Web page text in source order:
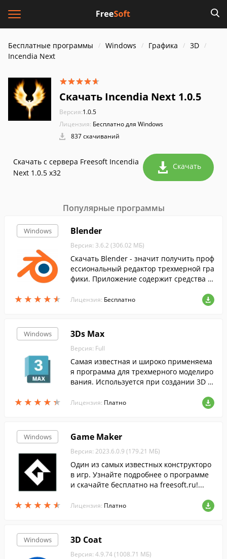
Бесплатные программы Windows Графика
3D
Incendia Next
Скачать Incendia Next 1.0.5
Версия:1.0.5
Лицензия: Бесплатно для Windows
837 скачиваний
Скачать с сервера Freesoft Incendia
Next 1.0.5 x32
Скачать
Популярные программы
Windows
★ ★ ★ ★ ★
★ ★ ★ ★ ★
Blender
Версия: 3.6.2 (306.02 МБ)
Скачать Blender - значит получить проф
ессиональный редактор трехмерной гра
фики. Приложение содержит средства а
ии.
Лицензия: Бесплатно
Windows
★ ★ ★ ★ ★
★ ★ ★ ★ ★
3Ds Max
Версия: Full
Самая известная и широко применяема
я программа для трехмерного моделиро
вания. Используется при создании 3D м
еров и много другого....
Лицензия: Платно
Windows
★ ★ ★ ★ ★
★ ★ ★ ★ ★
Game Maker
Версия: 2023.6.0.9 (179.21 МБ)
Один из самых известных конструкторо
в игр. Узнайте подробнее о программе
и скачайте бесплатно на freesoft.ru!...
Лицензия: Платно
Windows 3D Coat
Версия: 4.9.74 (1008.71 МБ)